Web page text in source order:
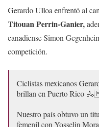
Gerardo Ulloa enfrentó al
Titouan Perrin-Ganier,
canadiense Simon
competición.
Ciclistas mexicanos
brillan en Puerto Rico
Nuestro país obtuvo un
femenil con Yosselin